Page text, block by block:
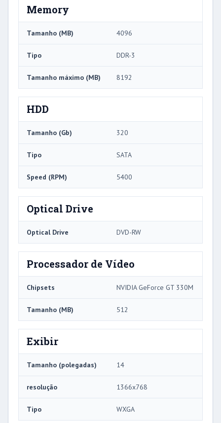
Memory
Tamanho (MB) 4096
Tipo DDR-3
Tamanho máximo (MB) 8192
HDD
Tamanho (Gb) 320
Tipo SATA
Speed ​​(RPM) 5400
Optical Drive
Optical Drive DVD-RW
Processador de Vídeo
Chipsets NVIDIA GeForce GT 330M
Tamanho (MB) 512
Exibir
Tamanho (polegadas) 14
resolução 1366x768
Tipo WXGA